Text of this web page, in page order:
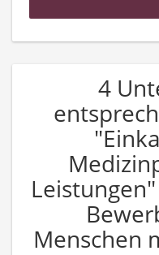
4
Menschen